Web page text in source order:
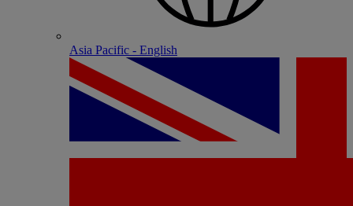
Asia Pacific - English